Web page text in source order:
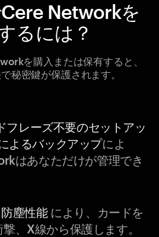
Networkを
るには？
を購入または保有すると、
秘密鍵が保護されます。
フレーズ不要のセットアッ
よるバックアップによ
はあなただけが管理でき
塵性能により、カードを
、X線から保護します。